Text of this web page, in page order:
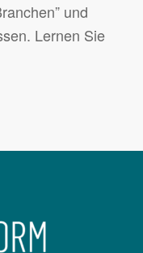
und
Lernen Sie